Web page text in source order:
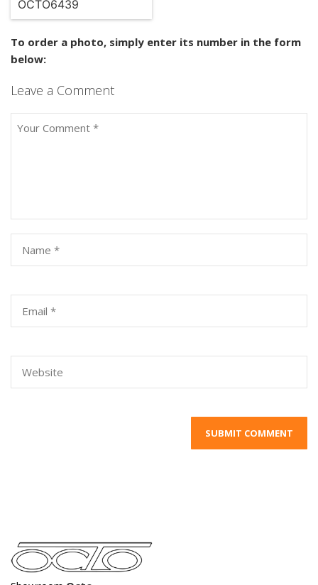
OCTO6439
To order a photo, simply enter its number in the form
below:
Leave a Comment